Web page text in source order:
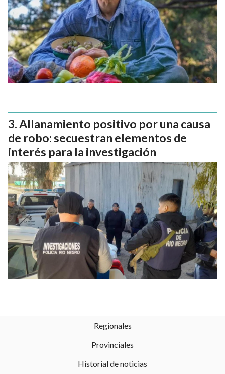
Allanamiento positivo por una causa
de robo: secuestran elementos de
interés para la investigación
Regionales
Provinciales
Historial de noticias